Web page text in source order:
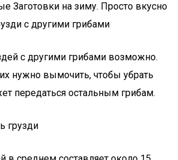
Заготовки на зиму. Просто вкусно
с другими грибами
с другими грибами возможно.
нужно вымочить, чтобы убрать
передаться остальным грибам.
грузди